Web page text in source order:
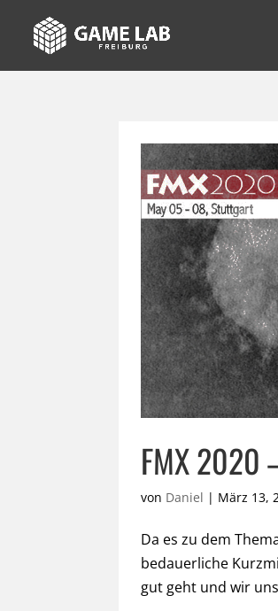
FMX 2020
von Daniel | März 13,
Da es zu dem
bedauerliche
gut geht und wir